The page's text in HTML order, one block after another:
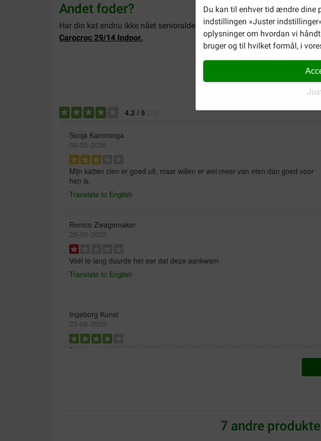
Du kan til enhver tid ændre dine
indstillingen »Juster
oplysninger om hvordan vi
bruger og til hvilket formål, i
Andet foder?
Har din kat endnu ikke nået senioralderen? Vi sælger forskellige typer
Carocroc 29/14 Indoor.
4.2 / 5
Sonja Kamminga
08-05-2026
Mijn katten zien er goed uit, masr willen er wel meer van eten dan goed voor
hen is.
Translate to English
Remco Zwagemaker
29-09-2025
Véél te lang duurde het eer dat deze aankwam
Translate to English
Ingeborg Kunst
23-06-2025
Product is goed, alleen de levering heeft 10 geduurd waardoor ik het product
7 andre